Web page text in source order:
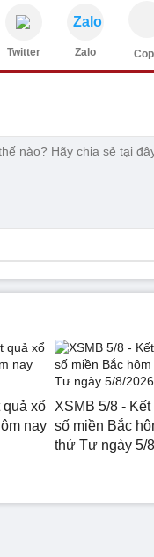
Twitter
Zalo
Zalo
quả xổ
nay
XSMB 5/8 -
số miền Bắc
thứ Tư ngày 5/